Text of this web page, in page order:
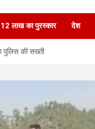
12 लाख का पुरस्कार देश
पुलिस की सख्ती